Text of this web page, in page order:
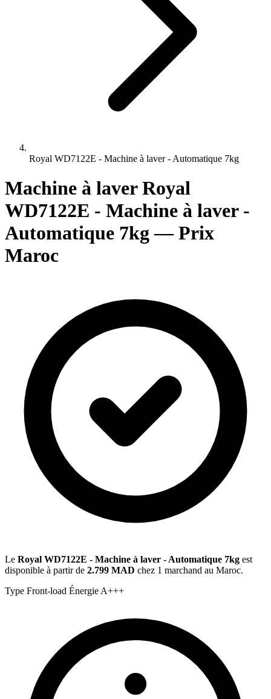
Royal WD7122E - Machine à laver - Automatique 7kg
Machine à laver Royal
WD7122E - Machine à laver -
Automatique 7kg — Prix
Maroc
Le Royal WD7122E - Machine à laver - Automatique 7kg est
disponible à partir de 2.799 MAD chez 1 marchand au Maroc.
Type Front-load Énergie A+++